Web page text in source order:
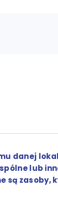
danej
lub
są zasoby,